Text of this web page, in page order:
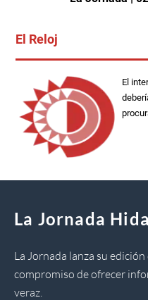
El Reloj
El
La Jornada
La Jornada lanza su
compromiso de ofrecer
veraz.